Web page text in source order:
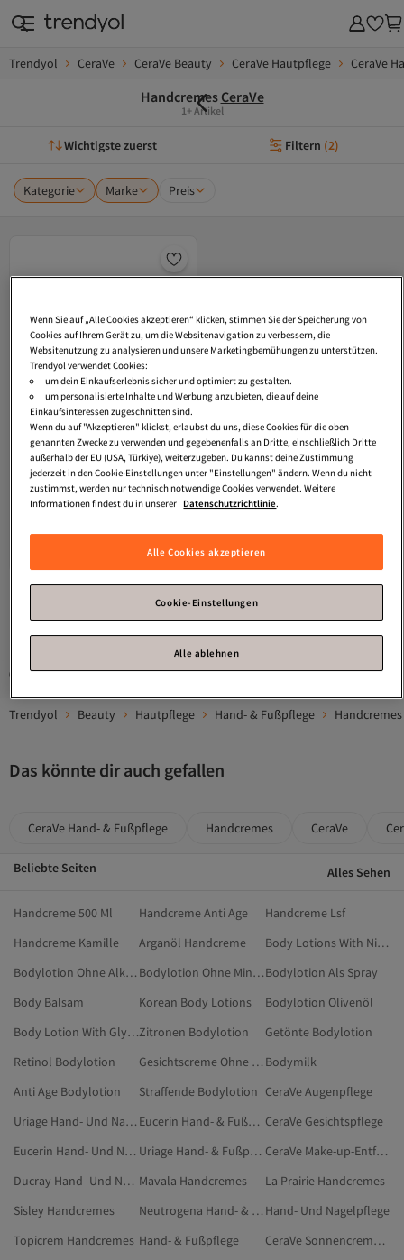
Trendyol CeraVe CeraVe Beauty CeraVe Hautpflege CeraVe
Handcremes CeraVe
1+ Artikel
Wichtigste zuerst Filtern (2)
Kategorie Marke Preis
CeraVe Reparative Hand Cream For
Extremely Dry, Rough Hands 50 ml
Versand kostenlos ab 35€
1
Gesponserte Artikel sind von Verkäufern hervorgehobene Werbeangebote.
Trendyol Beauty Hautpflege Hand- & Fußpflege Handcremes
Das könnte dir auch gefallen
CeraVe Hand- & Fußpflege Handcremes CeraVe
Beliebte Seiten Alles Sehen
Handcreme 500 Ml Handcreme Anti Age
Handcreme Lsf
Handcreme Kamille
Arganöl Handcreme
Body Lotions With Niacinamide
Bodylotion Ohne Alkohol
Bodylotion Ohne Mineralöl Und ParabeneBodylotion Als Spray
Body Balsam
Korean Body Lotions
Bodylotion Olivenöl
Body Lotion With Glycolic AcidZitronen Bodylotion
Getönte Bodylotion
Retinol Bodylotion
Gesichtscreme Ohne Alkohol Bodymilk
Anti Age Bodylotion
Straffende Bodylotion CeraVe Augenpflege
Uriage Hand- Und Nagelpflege
Eucerin Hand- & Fußpflege CeraVe Gesichtspflege
Eucerin Hand- Und Nagelpflege
Uriage Hand- & Fußpflege
CeraVe Make-up-Entferner
Ducray Hand- Und Nagelpflege Mavala Handcremes
La Prairie Handcremes
Sisley Handcremes
Neutrogena Hand- & Fußpflege Hand- Und Nagelpflege
Topicrem Handcremes Hand- & Fußpflege
CeraVe Sonnencreme Fürs Gesicht
Wenn Sie auf „Alle Cookies akzeptieren“ klicken, stimmen Sie der Speicherung von
Cookies auf Ihrem Gerät zu, um die Websitenavigation zu verbessern, die
Websitenutzung zu analysieren und unsere Marketingbemühungen zu unterstützen.
Trendyol verwendet Cookies:
um dein Einkaufserlebnis sicher und optimiert zu gestalten.
um personalisierte Inhalte und Werbung anzubieten, die auf deine
Einkaufsinteressen zugeschnitten sind.
Wenn du auf "Akzeptieren" klickst, erlaubst du uns, diese Cookies für die oben
genannten Zwecke zu verwenden und gegebenenfalls an Dritte, einschließlich Dritte
außerhalb der EU (USA, Türkiye), weiterzugeben. Du kannst deine Zustimmung
jederzeit in den Cookie-Einstellungen unter "Einstellungen" ändern. Wenn du nicht
zustimmst, werden nur technisch notwendige Cookies verwendet. Weitere
Informationen findest du in unserer Datenschutzrichtlinie.
Alle Cookies akzeptieren
Cookie-Einstellungen
Alle ablehnen